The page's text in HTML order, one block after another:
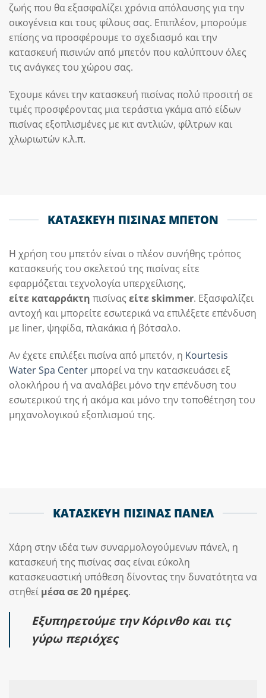
ζωής που θα εξασφαλίζει χρόνια απόλαυσης για την
οικογένεια και τους φίλους σας. Επιπλέον, μπορούμε
επίσης να προσφέρουμε το σχεδιασμό και την
κατασκευή πισινών από μπετόν που καλύπτουν όλες
τις ανάγκες του χώρου σας.
Έχουμε κάνει την κατασκευή πισίνας πολύ προσιτή σε
τιμές προσφέροντας μια τεράστια γκάμα από είδων
πισίνας εξοπλισμένες με κιτ αντλιών, φίλτρων και
χλωριωτών κ.λ.π.
ΚΑΤΑΣΚΕΥΗ ΠΙΣΙΝΑΣ ΜΠΕΤΟΝ
Η χρήση του μπετόν είναι ο πλέον συνήθης τρόπος
κατασκευής του σκελετού της πισίνας είτε
εφαρμόζεται τεχνολογία υπερχείλισης,
είτε καταρράκτη πισίνας είτε skimmer. Εξασφαλίζει
αντοχή και μπορείτε εσωτερικά να επιλέξετε επένδυση
με liner, ψηφίδα, πλακάκια ή βότσαλο.
Αν έχετε επιλέξει πισίνα από μπετόν, η Kourtesis
Water Spa Center μπορεί να την κατασκευάσει εξ
ολοκλήρου ή να αναλάβει μόνο την επένδυση του
εσωτερικού της ή ακόμα και μόνο την τοποθέτηση του
μηχανολογικού εξοπλισμού της.
ΚΑΤΑΣΚΕΥΗ ΠΙΣΙΝΑΣ ΠΑΝΕΛ
Χάρη στην ιδέα των συναρμολογούμενων πάνελ, η
κατασκευή της πισίνας σας είναι εύκολη
κατασκευαστική υπόθεση δίνοντας την δυνατότητα να
στηθεί μέσα σε 20 ημέρες.
Εξυπηρετούμε την Κόρινθο και τις
γύρω περιόχες